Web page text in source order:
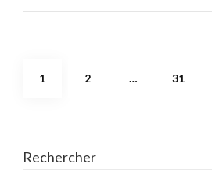
Pagination
PAGE
1 PAGE
2 … PAGE
31
Rechercher